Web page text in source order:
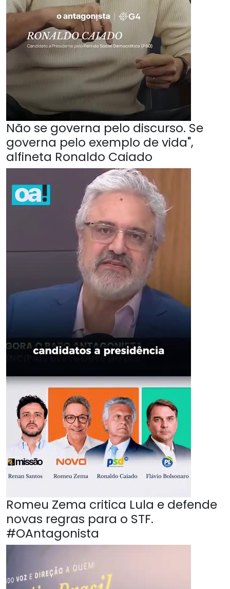
Não se governa pelo discurso. Se
governa pelo exemplo de vida",
alfineta Ronaldo Caiado
Romeu Zema critica Lula e defende
novas regras para o STF.
#OAntagonista